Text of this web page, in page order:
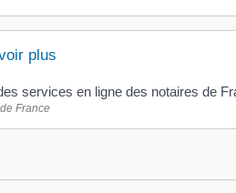
plus
services en ligne des notaires de
France